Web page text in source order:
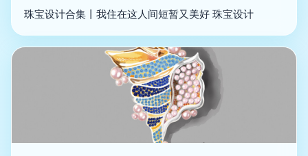
珠宝设计合集丨我住在这人间短暂又美好 珠宝设计